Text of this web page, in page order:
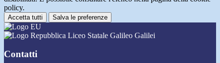
policy.
Accetta tutti Salva le preferenze
Liceo Statale Galileo Galilei
Contatti